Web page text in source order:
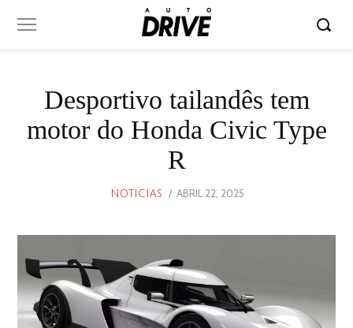
Desportivo tailandês tem
motor do Honda Civic Type
R
NOTICIAS
POSTED
ABRIL 22, 2025